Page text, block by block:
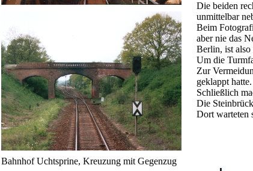
Die beiden
unmittelbar
Beim
aber nie das
Berlin, ist also
Um die
Zur
geklappt hatte.
Schließlich
Die
Dort warteten
Bahnhof Uchtsprine, Kreuzung mit Gegenzug